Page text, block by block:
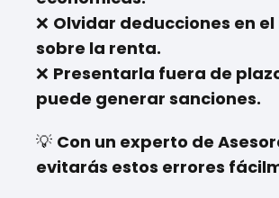
❌ Olvidar deducciones en
sobre la renta.
❌ Presentarla fuera de
puede generar sanciones.
💡 Con un experto de
evitarás estos errores